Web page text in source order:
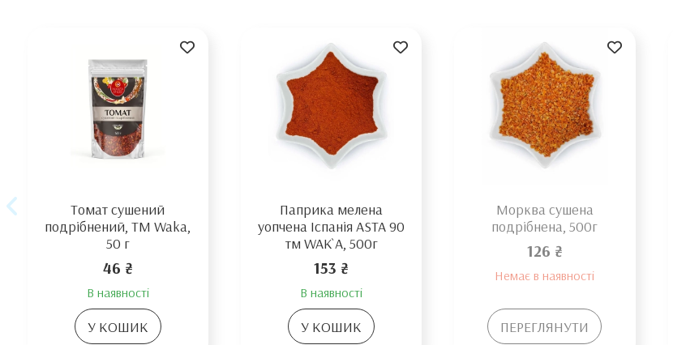
Томат сушений
подрібнений, TM Waka,
50 г
46 ₴
В наявності
У КОШИК
Паприка мелена
уопчена Іспанія ASTA 90
тм WAK`A, 500г
153 ₴
В наявності
У КОШИК
Морква сушена
подрібнена, 500г
126 ₴
Немає в наявності
ПЕРЕГЛЯНУТИ